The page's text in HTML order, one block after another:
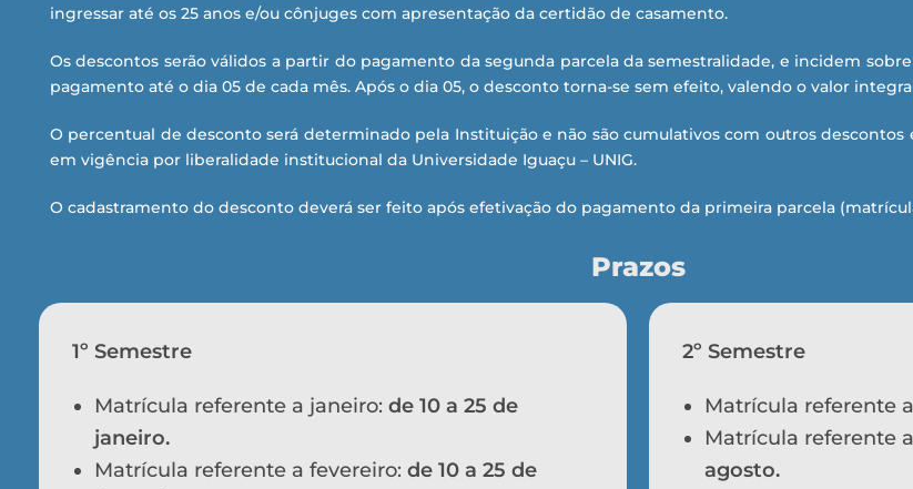
ingressar até os 25 anos e/ou cônjuges com apresentação da certidão de casamento.
Os descontos serão válidos a partir do pagamento da segunda parcela da semestralidade, e incidem
pagamento até o dia 05 de cada mês. Após o dia 05, o desconto torna-se sem efeito, valendo o valor
O percentual de desconto será determinado pela Instituição e não são cumulativos com outros
em vigência por liberalidade institucional da Universidade Iguaçu – UNIG.
O cadastramento do desconto deverá ser feito após efetivação do pagamento da primeira parcela
Prazos
1º Semestre
Matrícula referente a janeiro: de 10 a 25 de
janeiro.
Matrícula referente a fevereiro: de 10 a 25 de
2º Semestre
Matrícula referente
Matrícula referente
agosto.